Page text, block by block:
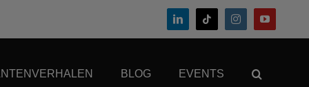
BLOG EVENTS